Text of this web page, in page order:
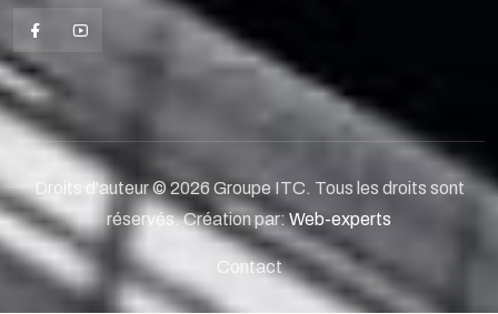
Droits d'auteur © 2026 Groupe ITC. Tous les droits sont
réservés. Création par:Web-experts
Contact